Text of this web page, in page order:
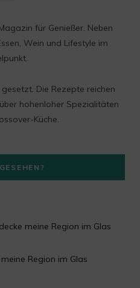
t
g
r
m
für Genießer. Neben
Wein und Lifestyle im
Die Rezepte reichen
hohenloher Spezialitäten
Küche.
Region im Glas